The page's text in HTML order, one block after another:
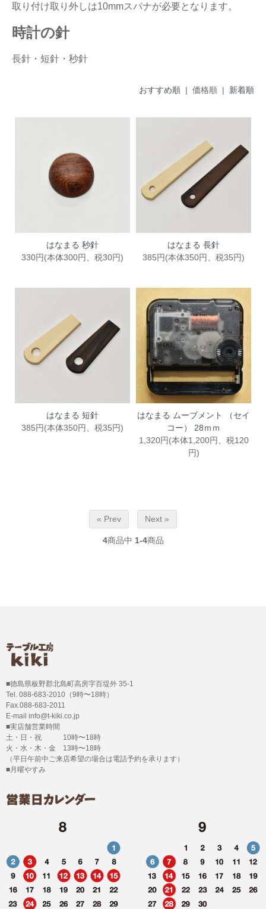
取り付け取り外しは10mmスパナが必要となります。
時計の針
長針・短針・秒針
おすすめ順 | 価格順 | 新着順
はなまる 秒針
330円(本体300円、税30円)
はなまる 長針
385円(本体350円、税35円)
はなまる 短針
385円(本体350円、税35円)
はなまる ムーブメント （セイ
コー） 28ｍｍ
1,320円(本体1,200円、税120
円)
« Prev Next »
4商品中 1-4商品
■徳島県板野郡北島町高房字百堤外 35-1
Tel. 088-683-2010（9時〜18時）
Fax.088-683-2011
E-mail info@t-kiki.co.jp
■実店舗営業時間
土・日・祝 10時〜18時
火・水・木・金 13時〜18時
（平日午前中ご来店希望の場合は電話予約を承ります）
■月曜やすみ